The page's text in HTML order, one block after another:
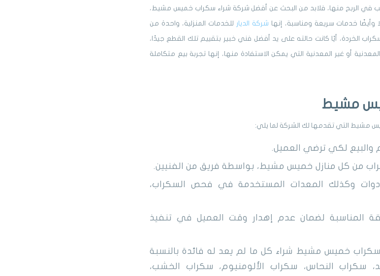
في الربح منها، فلابد من البحث عن أفضل شركة شراء سكراب خميس مشيط،
خدمات سريعة ومناسبة، إنها شركة الديار للخدمات المنزلية، واحدة من
الخردة، أيًا كانت حالته على يد أفضل فني خبير بتقييم تلك القطع جيدًا،
أو غير المعدنية التي يمكن الاستفادة منها، إنها تجربة بيع متكاملة
مشيط
مشيط التي تقدمها لك الشركة لما يلي:
والبيع لكي ترضي العميل.
من كل منازل خميس مشيط، بواسطة فريق من الفنيين.
وكذلك المعدات المستخدمة في فحص السكراب،
المناسبة لضمان عدم إهدار وقت العميل في تنفيذ
خميس مشيط شراء كل ما لم يعد له فائدة بالنسبة
سكراب النحاس، سكراب الألومنيوم، سكراب الخشب،